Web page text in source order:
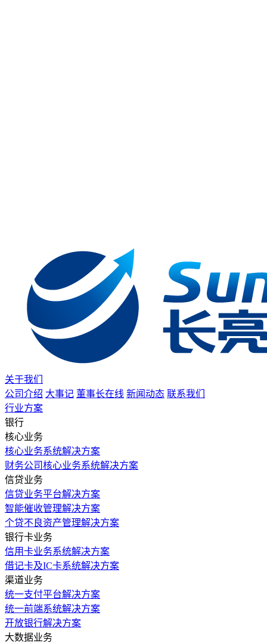
关于我们
公司介绍 大事记 董事长在线 新闻动态 联系我们
行业方案
银行
核心业务
核心业务系统解决方案
财务公司核心业务系统解决方案
信贷业务
信贷业务平台解决方案
智能催收管理解决方案
个贷不良资产管理解决方案
银行卡业务
信用卡业务系统解决方案
借记卡及IC卡系统解决方案
渠道业务
统一支付平台解决方案
统一前端系统解决方案
开放银行解决方案
大数据业务